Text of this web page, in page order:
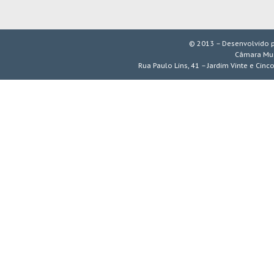
© 2013 – Desenvolvido
Câmara
Rua Paulo Lins, 41 – Jardim Vinte e